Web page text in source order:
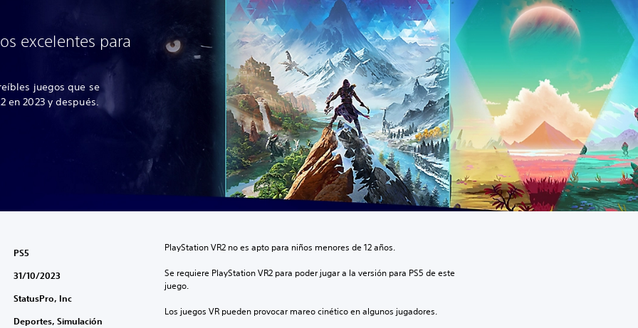
excelentes para
juegos que se
en 2023 y después.
PS5
31/10/2023
StatusPro, Inc
Deportes, Simulación
PlayStation VR2 no es apto para niños menores de 12 años.
Se requiere PlayStation VR2 para poder jugar a la versión para PS5 de este
juego.
Los juegos VR pueden provocar mareo cinético en algunos jugadores.